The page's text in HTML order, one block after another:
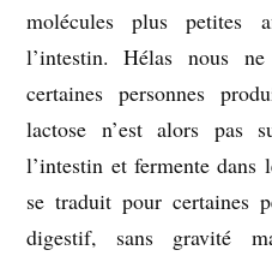
molécules plus petites
l’intestin. Hélas nous
certaines personnes
lactose n’est alors pas
l’intestin et fermente dans
se traduit pour certaines
digestif, sans gravité